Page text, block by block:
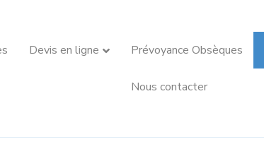
Devis en ligne Prévoyance Obsèques
Nous contacter